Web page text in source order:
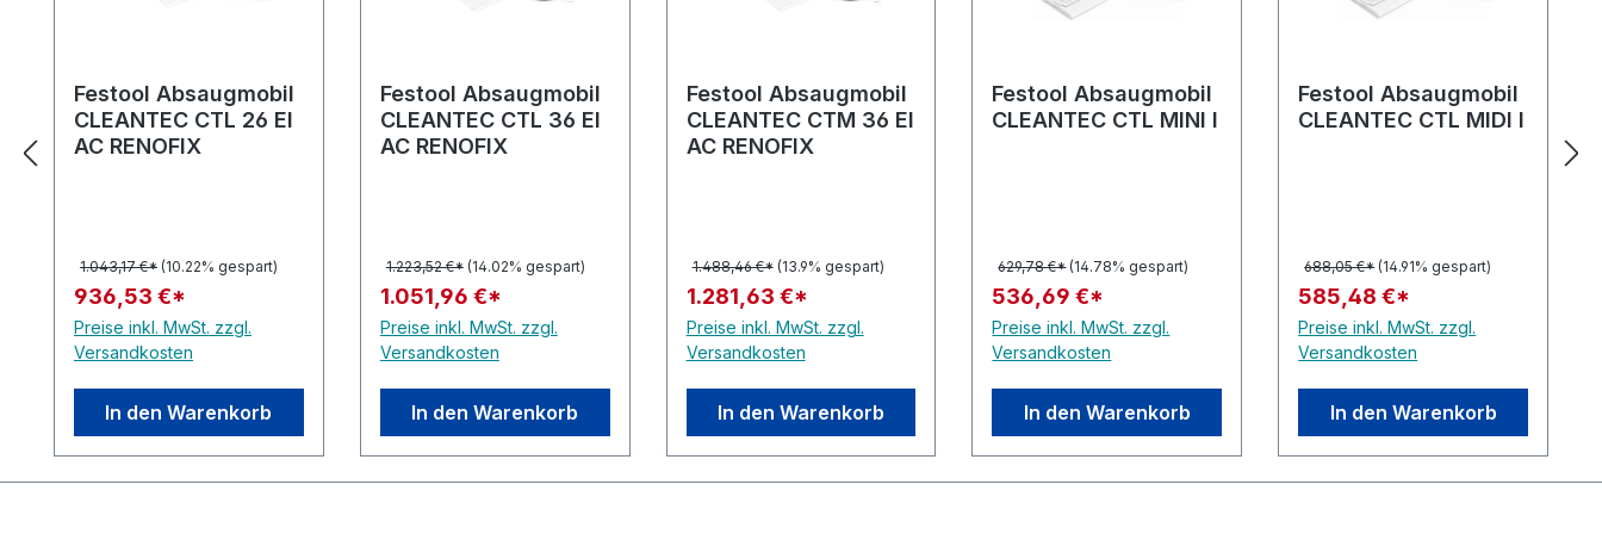
Festool Absaugmobil
CLEANTEC CTL 26 El
AC RENOFIX
1.043,17 €* (10.22% gespart)
936,53 €*
Preise inkl. MwSt. zzgl.
Versandkosten
In den Warenkorb
Festool Absaugmobil
CLEANTEC CTL 36 El
AC RENOFIX
1.223,52 €* (14.02% gespart)
1.051,96 €*
Preise inkl. MwSt. zzgl.
Versandkosten
In den Warenkorb
Festool Absaugmobil
CLEANTEC CTM 36 El
AC RENOFIX
1.488,46 €* (13.9% gespart)
1.281,63 €*
Preise inkl. MwSt. zzgl.
Versandkosten
In den Warenkorb
Festool Absaugmobil
CLEANTEC CTL MINI I
629,78 €* (14.78% gespart)
536,69 €*
Preise inkl. MwSt. zzgl.
Versandkosten
In den Warenkorb
Festool Absaugmobil
CLEANTEC CTL MIDI I
688,05 €* (14.91% gespart)
585,48 €*
Preise inkl. MwSt. zzgl.
Versandkosten
In den Warenkorb